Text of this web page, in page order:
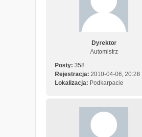
Dyrektor
Automistrz
Posty: 358
Rejestracja: 2010-04-06, 20:28
Lokalizacja: Podkarpacie